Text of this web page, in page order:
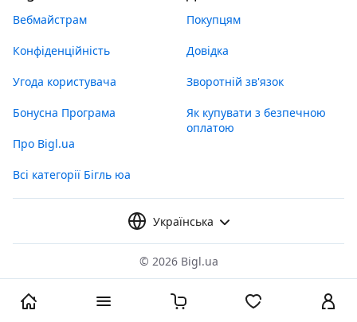
Вебмайстрам
Конфіденційність
Угода користувача
Бонусна Програма
Про Bigl.ua
Всі категорії Бігль юа
Покупцям
Довідка
Зворотній зв'язок
Як купувати з безпечною
оплатою
Українська
© 2026 Bigl.ua